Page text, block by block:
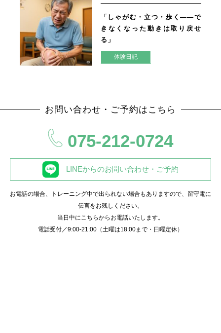
「しゃがむ・立つ・歩く——で
きなくなった動きは取り戻せ
る」
体験日記
お問い合わせ・ご予約はこちら
075-212-0724
LINEからのお問い合わせ・ご予約
お電話の場合、トレーニング中で出られない場合もありますので、留守電に
伝言をお残しください。
当日中にこちらからお電話いたします。
電話受付／9:00-21:00（土曜は18:00まで・日曜定休）